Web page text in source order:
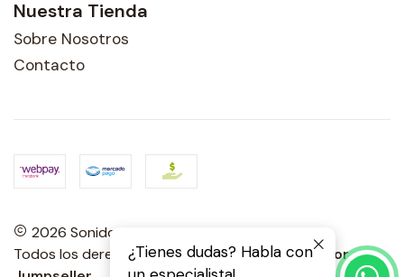
Nuestra Tienda
Sobre Nosotros
Contacto
2026 Sonidos Porteños.
Todos los derechos reservados.Desarrollado por
¿Tienes dudas? Habla con